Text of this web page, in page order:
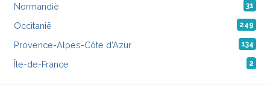
Normandië 31
Occitanië 249
Provence-Alpes-Côte d'Azur 134
Île-de-France 2